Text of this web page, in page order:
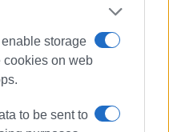
enable storage
cookies on web
to be sent to
του συντονιστή της